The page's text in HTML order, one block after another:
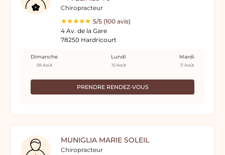
Chiropracteur
5/5 (100 avis)
4 Av. de la Gare
78250 Hardricourt
PRENDRE RENDEZ-VOUS
Dimanche
09 Août
Lundi
10 Août
Mardi
11 Août
MUNIGLIA MARIE SOLEIL
Chiropracteur